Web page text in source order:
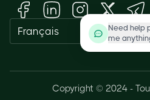
Français
Copyright © 2024 -
Need help
me